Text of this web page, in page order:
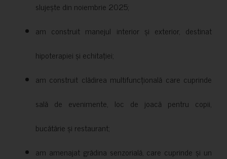
slujește din noiembrie 2025;
am construit manejul interior și exterior, destinat
hipoterapiei și echitației;
am construit clădirea multifuncțională care cuprinde
sală de evenimente, loc de joacă pentru copii,
bucătărie și restaurant;
am amenajat grădina senzorială, care cuprinde și un